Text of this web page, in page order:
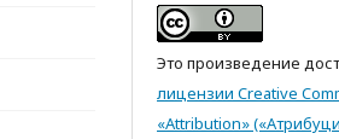
Это произведение
лицензии Creative
«Attribution»